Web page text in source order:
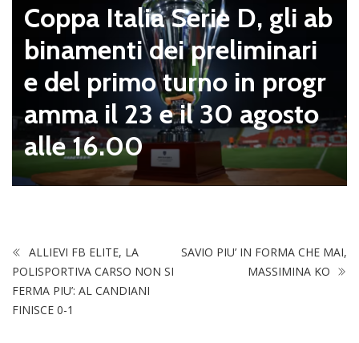
Coppa Italia Serie D, gli ab
binamenti dei preliminari
e del primo turno in progr
amma il 23 e il 30 agosto
alle 16.00
ALLIEVI FB ELITE, LA
POLISPORTIVA CARSO NON SI
FERMA PIU’: AL CANDIANI
FINISCE 0-1
SAVIO PIU’ IN FORMA CHE MAI,
MASSIMINA KO